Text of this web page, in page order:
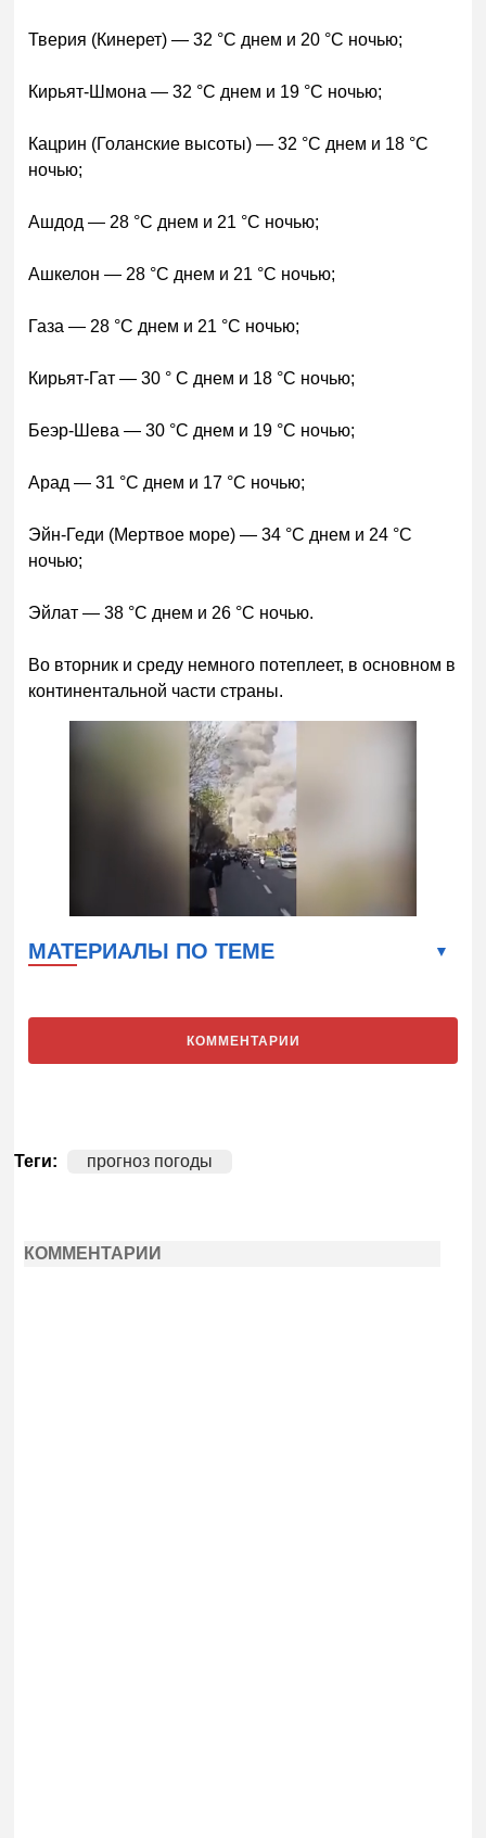
Тверия (Кинерет) — 32 °C днем и 20 °C ночью;
Кирьят-Шмона — 32 °C днем и 19 °C ночью;
Кацрин (Голанские высоты) — 32 °C днем и 18 °C
ночью;
Ашдод — 28 °C днем и 21 °C ночью;
Ашкелон — 28 °C днем и 21 °C ночью;
Газа — 28 °C днем и 21 °C ночью;
Кирьят-Гат — 30 ° C днем и 18 °C ночью;
Беэр-Шева — 30 °C днем и 19 °C ночью;
Арад — 31 °C днем и 17 °C ночью;
Эйн-Геди (Мертвое море) — 34 °C днем и 24 °C
ночью;
Эйлат — 38 °C днем и 26 °C ночью.
Во вторник и среду немного потеплеет, в основном в
континентальной части страны.
МАТЕРИАЛЫ ПО ТЕМЕ
КОММЕНТАРИИ
Теги: прогноз погоды
КОММЕНТАРИИ